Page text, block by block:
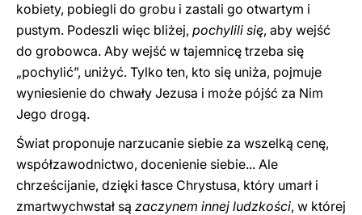
kobiety, pobiegli do grobu i zastali go otwartym i
pustym. Podeszli więc bliżej, pochylili się, aby wejść
do grobowca. Aby wejść w tajemnicę trzeba się
„pochylić”, uniżyć. Tylko ten, kto się uniża, pojmuje
wyniesienie do chwały Jezusa i może pójść za Nim
Jego drogą.
Świat proponuje narzucanie siebie za wszelką cenę,
współzawodnictwo, docenienie siebie... Ale
chrześcijanie, dzięki łasce Chrystusa, który umarł i
zmartwychwstał są zaczynem innej ludzkości, w której